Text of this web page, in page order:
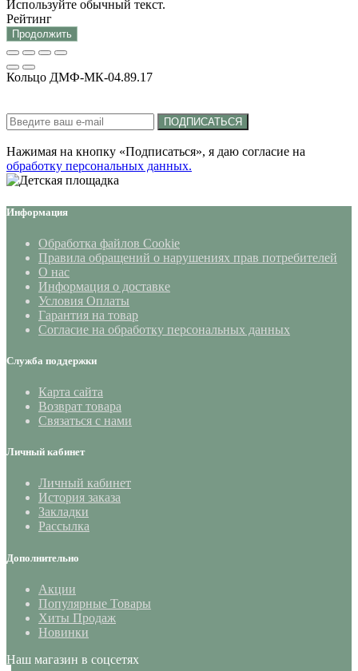
Используйте обычный текст.
Рейтинг
Продолжить
Кольцо ДМФ-МК-04.89.17
ПОДПИСАТЬСЯ
Нажимая на кнопку «Подписаться», я даю cогласие на
обработку персональных данных.
Информация
Обработка файлов Cookie
Правила обращений о нарушениях прав потребителей
О нас
Информация о доставке
Условия Оплаты
Гарантия на товар
Согласие на обработку персональных данных
Служба поддержки
Карта сайта
Возврат товара
Связаться с нами
Личный кабинет
Личный кабинет
История заказа
Закладки
Рассылка
Дополнительно
Акции
Популярные Товары
Хиты Продаж
Новинки
Наш магазин в соцсетях